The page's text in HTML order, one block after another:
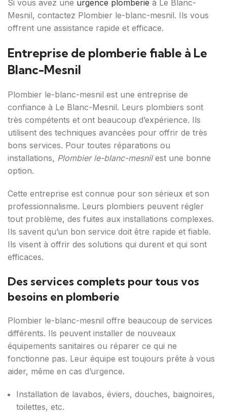
Si vous avez une urgence plomberie à Le Blanc-
Mesnil, contactez Plombier le-blanc-mesnil. Ils vous
offrent une assistance rapide et efficace.
Entreprise de plomberie fiable à Le
Blanc-Mesnil
Plombier le-blanc-mesnil est une entreprise de
confiance à Le Blanc-Mesnil. Leurs plombiers sont
très compétents et ont beaucoup d’expérience. Ils
utilisent des techniques avancées pour offrir de très
bons services. Pour toutes réparations ou
installations, Plombier le-blanc-mesnilest une bonne
option.
Cette entreprise est connue pour son sérieux et son
professionnalisme. Leurs plombiers peuvent régler
tout problème, des fuites aux installations complexes.
Ils savent qu’un bon service doit être rapide et fiable.
Ils visent à offrir des solutions qui durent et qui sont
efficaces.
Des services complets pour tous vos
besoins en plomberie
Plombier le-blanc-mesnil offre beaucoup de services
différents. Ils peuvent installer de nouveaux
équipements sanitaires ou réparer ce qui ne
fonctionne pas. Leur équipe est toujours prête à vous
aider, même en cas d’urgence.
Installation de lavabos, éviers, douches, baignoires,
toilettes, etc.